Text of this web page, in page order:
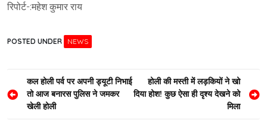
रिपोर्ट-:महेश कुमार राय
POSTED UNDER NEWS
Post
navigation
कल होली पर्व पर अपनी ड्यूटी निभाई
तो आज बनारस पुलिस ने जमकर
खेली होली
होली की मस्ती में लड़कियों ने खो
दिया होश! कुछ ऐसा ही दृश्य देखने को
मिला